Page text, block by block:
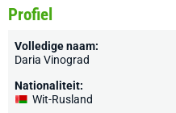
Profiel
Volledige naam:
Daria Vinograd
Nationaliteit:
Wit-Rusland